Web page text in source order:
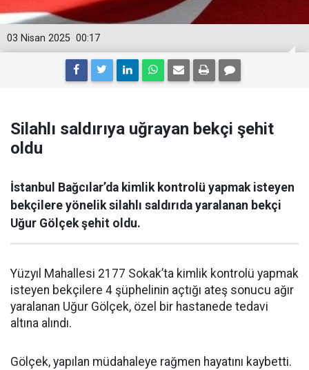
00:17
03 Nisan 2025
Silahlı saldırıya uğrayan bekçi şehit
oldu
İstanbul Bağcılar’da kimlik kontrolü yapmak isteyen
bekçilere yönelik silahlı saldırıda yaralanan bekçi
Uğur Gölçek şehit oldu.
Yüzyıl Mahallesi 2177 Sokak’ta kimlik kontrolü yapmak
isteyen bekçilere 4 şüphelinin açtığı ateş sonucu ağır
yaralanan Uğur Gölçek, özel bir hastanede tedavi
altına alındı.
Gölçek, yapılan müdahaleye rağmen hayatını kaybetti.